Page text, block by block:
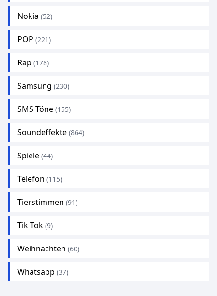
Nokia (52)
POP (221)
Rap (178)
Samsung (230)
SMS Töne (155)
Soundeffekte (864)
Spiele (44)
Telefon (115)
Tierstimmen (91)
Tik Tok (9)
Weihnachten (60)
Whatsapp (37)